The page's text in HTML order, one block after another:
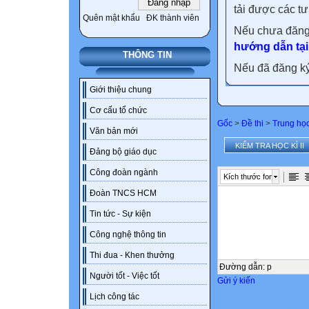
Quên mật khẩu ĐK thành viên
THÔNG TIN
Giới thiệu chung
Cơ cấu tổ chức
Văn bản mới
Đảng bộ giáo dục
Công đoàn ngành
Đoàn TNCS HCM
Tin tức - Sự kiện
Công nghệ thông tin
Thi đua - Khen thưởng
Người tốt - Việc tốt
Lịch công tác
tải được các
Nếu chưa
hướng dẫn
Nếu đã đăng
Gốc > Đề thi > Trung
KIỂM TRA HỌC KÌ II
Kích thước font
Đường dẫn: p
Gửi ý kiến